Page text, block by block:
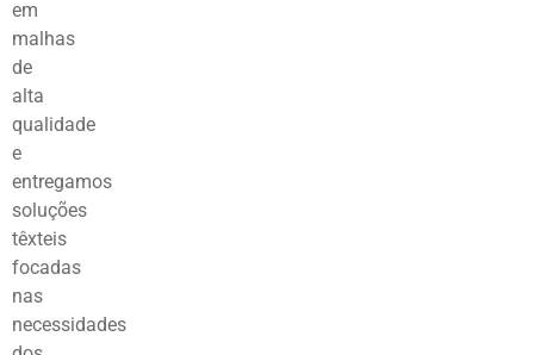
em
malhas
de
alta
qualidade
e
entregamos
soluções
têxteis
focadas
nas
necessidades